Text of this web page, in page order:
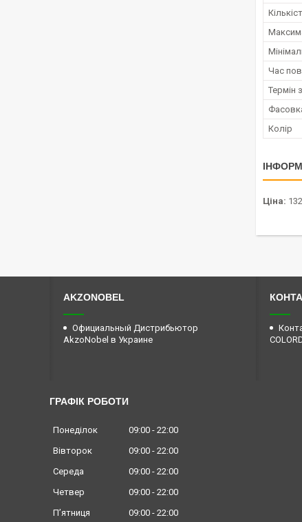
Час
Термін
Колір
Ціна:
AKZONOBEL
Официальный Дистрибьютор
AkzoNobel в Украине
ГРАФІК РОБОТИ
Понеділок 09:00
22:00
Вівторок
09:00
22:00
Середа
09:00
22:00
Четвер
09:00
22:00
Пʼятниця
09:00 22:00